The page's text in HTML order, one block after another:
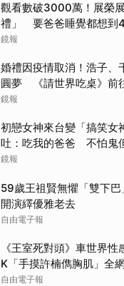
觀看數破3000萬！展榮
禮」 要爸爸睡覺都想到
鏡報
婚禮因疫情取消！浩子、
圓夢 《請世界吃桌》前
限制」
鏡報
初戀女神來台變「搞笑女
吐：吃我的爸爸 不怕鬼
上
鏡報
59歲王祖賢無懼「雙下
開演繹優雅老去
自由電子報
《王室死對頭》車世界
K「手摸許楠儁胸肌」全
自由電子報